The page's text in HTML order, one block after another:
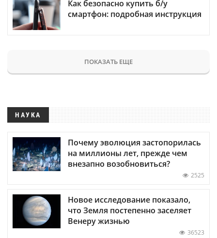
Как безопасно купить б/у
смартфон: подробная инструкция
ПОКАЗАТЬ ЕЩЕ
НАУКА
Почему эволюция застопорилась
на миллионы лет, прежде чем
внезапно возобновиться?
2525
Новое исследование показало,
что Земля постепенно заселяет
Венеру жизнью
36523